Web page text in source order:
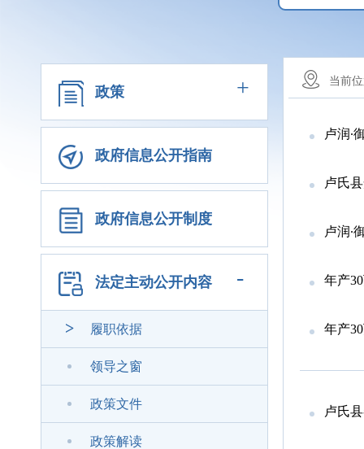
政策 +
政府信息公开指南
政府信息公开制度
法定主动公开内容 -
履职依据
领导之窗
政策文件
政策解读
当前
卢润∙
卢氏
卢润∙
年产30
年产30
卢氏